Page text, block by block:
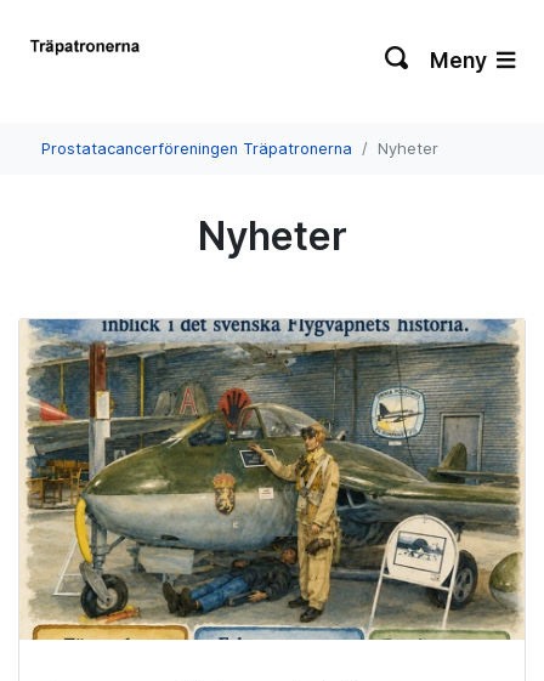
Meny
Prostatacancerföreningen Träpatronerna Nyheter
Nyheter